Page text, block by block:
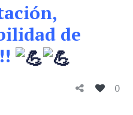
de
0